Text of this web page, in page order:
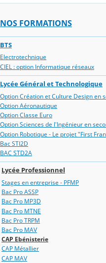
NOS FORMATIONS
BTS
Electrotechnique
CIEL : option Informatique réseaux
Lycée Général et Technologique
Option Création et Culture Design en
Option Aéronautique
Option Classe Euro
Option Sciences de l'Ingénieur en
Option Robotique - Le projet "First
Bac STI2D
BAC STD2A
Lycée Professionnel
Stages en entreprise - PFMP
Bac Pro ASSP
Bac Pro MP3D
Bac Pro MTNE
Bac Pro TRPM
Bac Pro MAV
CAP Ebénisterie
CAP Métallier
CAP MAV